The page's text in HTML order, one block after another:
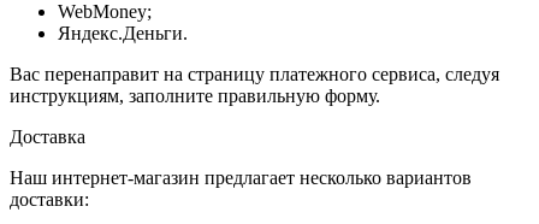
WebMoney;
Яндекс.Деньги.
Вас перенаправит на страницу платежного сервиса, следуя
инструкциям, заполните правильную форму.
Доставка
Наш интернет-магазин предлагает несколько вариантов
доставки: